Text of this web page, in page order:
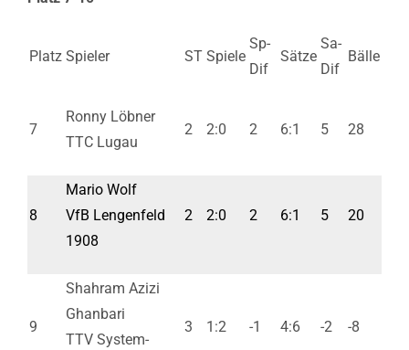
Platz Spieler ST Spiele
Sp-
Dif
Sätze
Sa-
Dif
Bälle
7
Ronny Löbner
TTC Lugau
2 2:0 2 6:1 5 28
8
Mario Wolf
VfB Lengenfeld
1908
2 2:0 2 6:1 5 20
9
Shahram Azizi
Ghanbari
TTV System-
3 1:2 -1 4:6 -2 -8